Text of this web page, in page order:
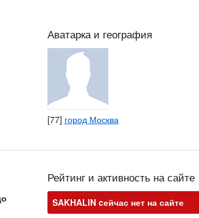
Аватарка и география
[77] город Москва
Рейтинг и активность на сайте
SAKHALIN cейчас нет на сайте